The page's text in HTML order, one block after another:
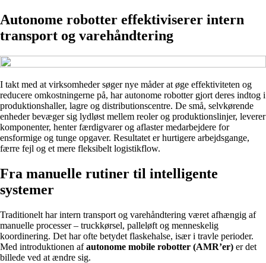
Autonome robotter effektiviserer intern
transport og varehåndtering
I takt med at virksomheder søger nye måder at øge effektiviteten og
reducere omkostningerne på, har autonome robotter gjort deres indtog i
produktionshaller, lagre og distributionscentre. De små, selvkørende
enheder bevæger sig lydløst mellem reoler og produktionslinjer, leverer
komponenter, henter færdigvarer og aflaster medarbejdere for
ensformige og tunge opgaver. Resultatet er hurtigere arbejdsgange,
færre fejl og et mere fleksibelt logistikflow.
Fra manuelle rutiner til intelligente
systemer
Traditionelt har intern transport og varehåndtering været afhængig af
manuelle processer – truckkørsel, palleløft og menneskelig
koordinering. Det har ofte betydet flaskehalse, især i travle perioder.
Med introduktionen afautonome mobile robotter (AMR’er) er det
billede ved at ændre sig.